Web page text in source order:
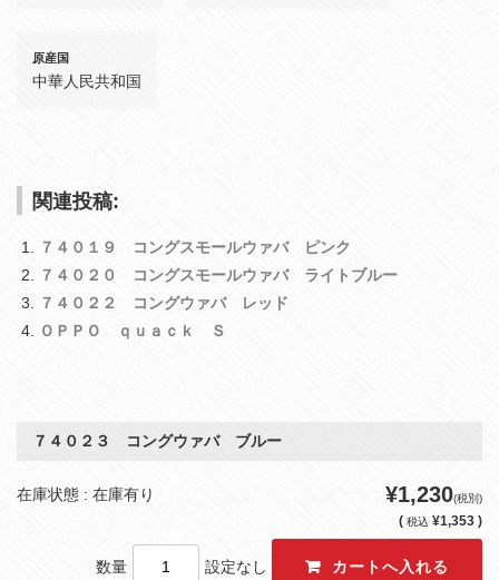
原産国
中華人民共和国
関連投稿:
７４０１９ コングスモールウァバ ピンク
７４０２０ コングスモールウァバ ライトブルー
７４０２２ コングウァバ レッド
ＯＰＰＯ ｑｕａｃｋ Ｓ
７４０２３ コングウァバ ブルー
在庫状態 : 在庫有り ¥1,230(税別)
( 税込 ¥1,353 )
数量 設定なし